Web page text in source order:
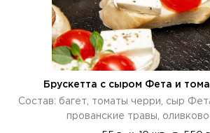
Брускетта с сыром Фета и
Состав: багет, томаты черри, сыр
прованские травы,